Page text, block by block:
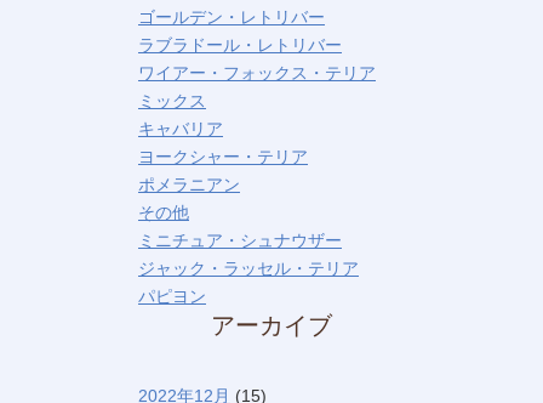
ゴールデン・レトリバー
ラブラドール・レトリバー
ワイアー・フォックス・テリア
ミックス
キャバリア
ヨークシャー・テリア
ポメラニアン
その他
ミニチュア・シュナウザー
ジャック・ラッセル・テリア
パピヨン
アーカイブ
2022年12月 (15)